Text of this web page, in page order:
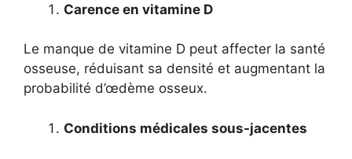
Carence en vitamine D
Le manque de vitamine D peut affecter la santé
osseuse, réduisant sa densité et augmentant la
probabilité d’œdème osseux.
Conditions médicales sous-jacentes